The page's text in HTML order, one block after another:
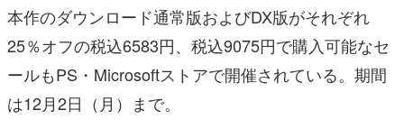
本作のダウンロード通常版およびDX版がそれぞれ
25％オフの税込6583円、税込9075円で購入可能なセ
ールもPS・Microsoftストアで開催されている。期間
は12月2日（月）まで。